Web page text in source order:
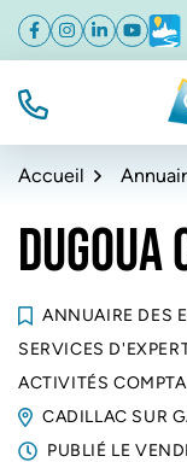
Aller
navigation
Aller
au
Aller
au
de
Facebook
(ouverture dans un
Instagram
(ouverture dans
Linkedin
(ouverture
YouTube
TÉL.
Accueil
DUGOUA
ANNUAIRE DES
SERVICES
ACTIVITÉS
CADILLAC SUR
PUBLIÉ LE